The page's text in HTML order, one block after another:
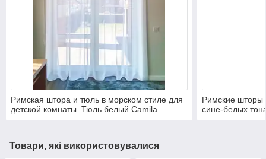
Римская штора и тюль в морском стиле для
детской комнаты. Тюль белый Camila
Римские шторы
сине-белых
Товари, які використовувалися